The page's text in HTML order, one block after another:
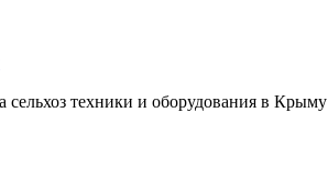
сельхоз техники и оборудования в Крыму